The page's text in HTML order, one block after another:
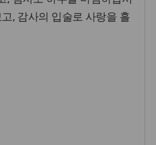
, 감사의 입술로 사랑을 흘